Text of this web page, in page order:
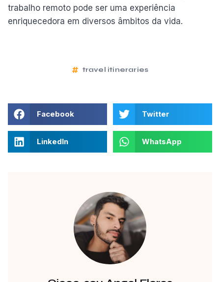
trabalho remoto pode ser uma experiência
enriquecedora em diversos âmbitos da vida.
travel itineraries
Facebook Twitter
LinkedIn WhatsApp